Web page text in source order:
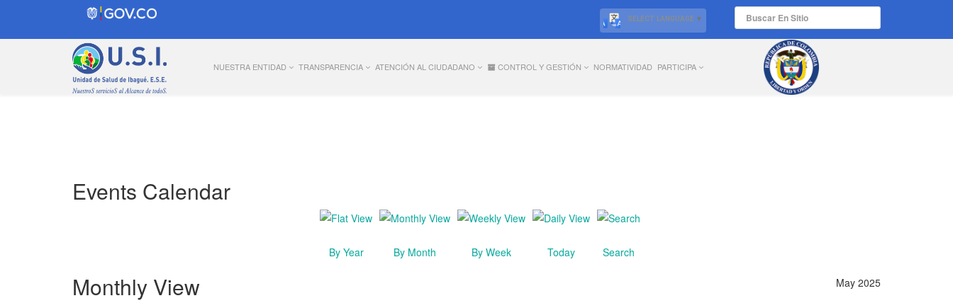
SELECT LANGUAGE ▼
NUESTRA ENTIDAD TRANSPARENCIA ATENCIÓN AL CIUDADANO CONTROL Y GESTIÓN NORMATIVIDAD PARTICIPA
Events Calendar
By Year By Month By Week Today Search
Monthly View May 2025